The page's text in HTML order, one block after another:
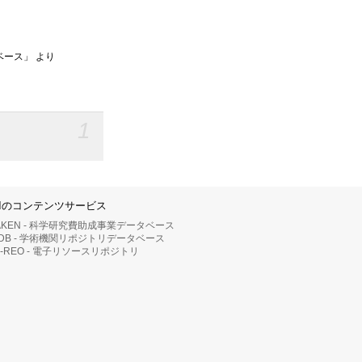
ース」 より
のコンテンツサービス
- 科学研究費助成事業データベース
- 学術機関リポジトリデータベース
REO - 電子リソースリポジトリ